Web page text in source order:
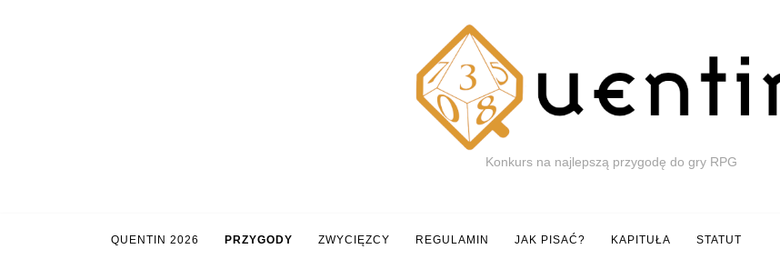
Konkurs na najlepszą przygodę do gry RPG
QUENTIN 2026 PRZYGODY ZWYCIĘZCY REGULAMIN JAK PISAĆ? KAPITUŁA STATUT